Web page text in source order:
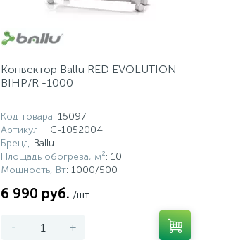
Конвектор Ballu RED EVOLUTION
BIHP/R -1000
Код товара: 15097
Артикул: НС-1052004
Бренд: Ballu
Площадь обогрева, м²: 10
Мощность, Вт: 1000/500
6 990 руб. /шт
- +